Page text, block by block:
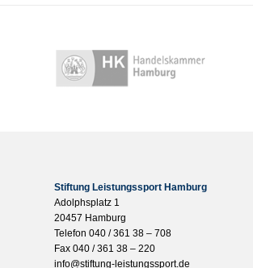
Stiftung Leistungssport Hamburg
Adolphsplatz 1
20457 Hamburg
Telefon 040 / 361 38 – 708
Fax 040 / 361 38 – 220
info@stiftung-leistungssport.de